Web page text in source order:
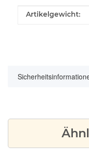
Produkteigenschaft
Wert
Artikelgewicht: